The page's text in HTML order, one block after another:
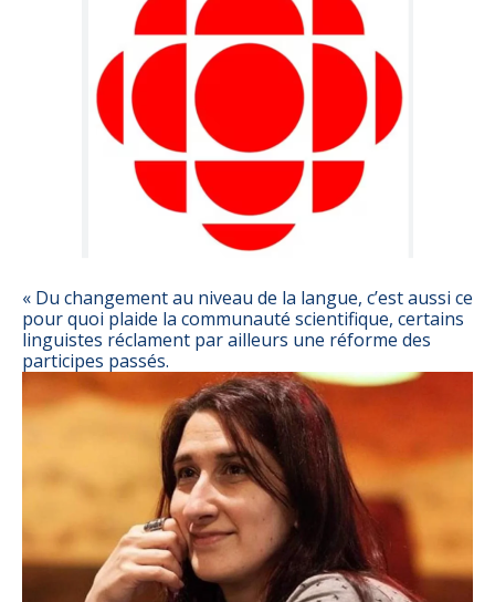
« Du changement au niveau de la langue, c’est aussi ce
pour quoi plaide la communauté scientifique, certains
linguistes réclament par ailleurs une réforme des
participes passés.